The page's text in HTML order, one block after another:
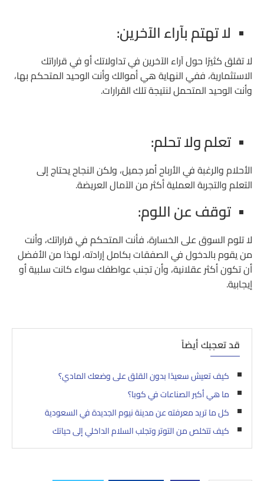
لا تهتم بآراء الآخرين:
لا تقلق كثيرًا حول آراء الآخرين في تداولاتك أو في قراراتك
الاستثمارية، ففي النهاية هي أموالك وأنت الوحيد المتحكم بها،
وأنت الوحيد المتحمل لنتيجة تلك القرارات.
تعلم ولا تحلم:
الأحلام والرغبة في الأرباح أمر جميل، ولكن النجاح يحتاج إلى
التعلم والتجربة العملية أكثر من الآمال العريضة.
توقف عن اللوم:
لا تلوم السوق على الخسارة، فأنت المتحكم في قراراتك، وأنت
من يقوم بالدخول في الصفقات بكامل إرادته، لهذا من الأفضل
أن تكون أكثر عقلانية، وأن تجنب عواطفك سواء كانت سلبية أو
إيجابية.
قد تعجبك أيضاً
كيف تعيش سعيدًا بدون القلق على وضعك المادي؟
ما هي أكبر الصناعات في كوبا؟
كل ما تريد معرفته عن مدينة نيوم الجديدة في السعودية
كيف تتخلص من التوتر وتجلب السلام الداخلي إلى حياتك